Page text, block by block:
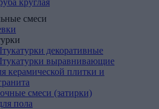
круглая
смеси
декоративные
выравнивающие
керамической плитки и
смеси (затирки)
пола